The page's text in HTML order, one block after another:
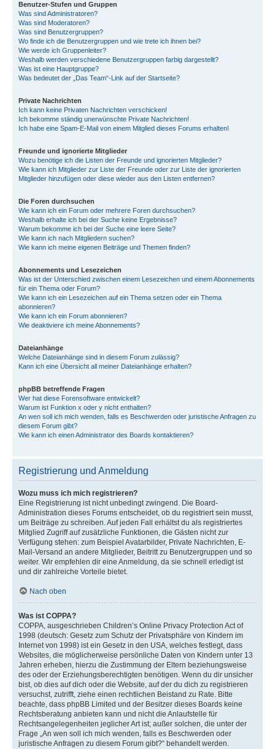
Benutzer-Stufen und Gruppen
Was sind Administratoren?
Was sind Moderatoren?
Was sind Benutzergruppen?
Wo finde ich die Benutzergruppen und wie trete ich ihnen bei?
Wie werde ich Gruppenleiter?
Weshalb werden verschiedene Benutzergruppen farbig dargestellt?
Was ist eine Hauptgruppe?
Was bedeutet der „Das Team“-Link auf der Startseite?
Private Nachrichten
Ich kann keine Privaten Nachrichten verschicken!
Ich bekomme ständig unerwünschte Private Nachrichten!
Ich habe eine Spam-E-Mail von einem Mitglied dieses Forums erhalten!
Freunde und ignorierte Mitglieder
Wozu benötige ich die Listen der Freunde und ignorierten Mitglieder?
Wie kann ich Mitglieder zur Liste der Freunde oder zur Liste der ignorierten
Mitglieder hinzufügen oder diese wieder aus den Listen entfernen?
Die Foren durchsuchen
Wie kann ich ein Forum oder mehrere Foren durchsuchen?
Weshalb erhalte ich bei der Suche keine Ergebnisse?
Warum bekomme ich bei der Suche eine leere Seite?
Wie kann ich nach Mitgliedern suchen?
Wie kann ich meine eigenen Beiträge und Themen finden?
Abonnements und Lesezeichen
Was ist der Unterschied zwischen einem Lesezeichen und einem Abonnements
für ein Thema oder Forum?
Wie kann ich ein Lesezeichen auf ein Thema setzen oder ein Thema
abonnieren?
Wie kann ich ein Forum abonnieren?
Wie deaktiviere ich meine Abonnements?
Dateianhänge
Welche Dateianhänge sind in diesem Forum zulässig?
Kann ich eine Übersicht all meiner Dateianhänge erhalten?
phpBB betreffende Fragen
Wer hat diese Forensoftware entwickelt?
Warum ist Funktion x oder y nicht enthalten?
An wen soll ich mich wenden, falls es Beschwerden oder juristische Anfragen zu
diesem Forum gibt?
Wie kann ich einen Administrator des Boards kontaktieren?
Registrierung und Anmeldung
Wozu muss ich mich registrieren?
Eine Registrierung ist nicht unbedingt zwingend. Die Board-
Administration dieses Forums entscheidet, ob du registriert sein musst,
um Beiträge zu schreiben. Auf jeden Fall erhältst du als registriertes
Mitglied Zugriff auf zusätzliche Funktionen, die Gästen nicht zur
Verfügung stehen: zum Beispiel Avatarbilder, Private Nachrichten, E-
Mail-Versand an andere Mitglieder, Beitritt zu Benutzergruppen und so
weiter. Wir empfehlen dir eine Anmeldung, da sie schnell erledigt ist
und dir zahlreiche Vorteile bietet.
Nach oben
Was ist COPPA?
COPPA, ausgeschrieben Children’s Online Privacy Protection Act of
1998 (deutsch: Gesetz zum Schutz der Privatsphäre von Kindern im
Internet von 1998) ist ein Gesetz in den USA, welches festlegt, dass
Websites, die möglicherweise persönliche Daten von Kindern unter 13
Jahren erheben, hierzu die Zustimmung der Eltern beziehungsweise
des oder der Erziehungsberechtigten benötigen. Wenn du dir unsicher
bist, ob dies auf dich oder die Website, auf der du dich zu registrieren
versuchst, zutrifft, ziehe einen rechtlichen Beistand zu Rate. Bitte
beachte, dass phpBB Limited und der Besitzer dieses Boards keine
Rechtsberatung anbieten kann und nicht die Anlaufstelle für
Rechtsangelegenheiten jeglicher Art ist; außer solchen, die unter der
Frage „An wen soll ich mich wenden, falls es Beschwerden oder
juristische Anfragen zu diesem Forum gibt?“ behandelt werden.